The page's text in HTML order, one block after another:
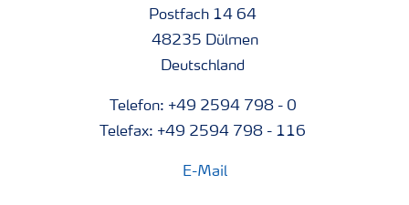
Postfach 14 64
48235 Dülmen
Deutschland
Telefon: +49 2594 798 - 0
Telefax: +49 2594 798 - 116
E-Mail